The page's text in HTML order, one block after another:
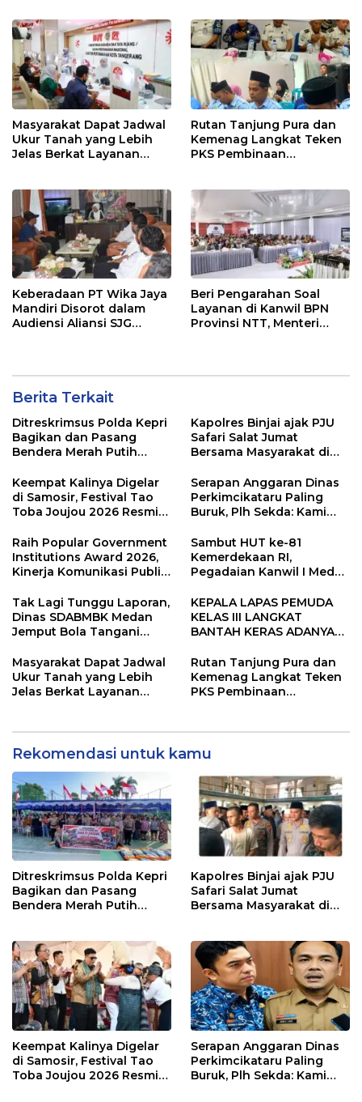
TENTANG SINDIKAT
PENIPU PENJUALAN EMAS
Masyarakat Dapat Jadwal
Ukur Tanah yang Lebih
Jelas Berkat Layanan
Rutan Tanjung Pura dan
Kemenag Langkat Teken
PKS Pembinaan
Keberadaan PT Wika Jaya
Mandiri Disorot dalam
Audiensi Aliansi SJG
Beri Pengarahan Soal
Layanan di Kanwil BPN
Provinsi NTT, Menteri
Berita Terkait
Ditreskrimsus Polda Kepri
Bagikan dan Pasang
Bendera Merah Putih
Perkuat Semangat
Kebangsaan.
Kapolres Binjai ajak PJU
Safari Salat Jumat
Bersama Masyarakat di
Keempat Kalinya Digelar
di Samosir, Festival Tao
Toba Joujou 2026 Resmi
Serapan Anggaran Dinas
Perkimcikataru Paling
Buruk, Plh Sekda: Kami
Raih Popular Government
Institutions Award 2026,
Kinerja Komunikasi Publik
Kembali Diakui
Sambut HUT ke-81
Kemerdekaan RI,
Pegadaian Kanwil I Medan
Bertajuk “Play Together,
Grow Together”
Tak Lagi Tunggu Laporan,
Dinas SDABMBK Medan
Jemput Bola Tangani
KEPALA LAPAS PEMUDA
KELAS III LANGKAT
BANTAH KERAS ADANYA
SELALU DITUTUPI
TENTANG SINDIKAT
PENIPU PENJUALAN EMAS
Masyarakat Dapat Jadwal
Ukur Tanah yang Lebih
Jelas Berkat Layanan
Rutan Tanjung Pura dan
Kemenag Langkat Teken
PKS Pembinaan
Rekomendasi untuk kamu
Ditreskrimsus Polda Kepri
Bagikan dan Pasang
Bendera Merah Putih
Kebangsaan.
Kapolres Binjai ajak PJU
Safari Salat Jumat
Bersama Masyarakat di
Keempat Kalinya Digelar
di Samosir, Festival Tao
Toba Joujou 2026 Resmi
Serapan Anggaran Dinas
Perkimcikataru Paling
Buruk, Plh Sekda: Kami